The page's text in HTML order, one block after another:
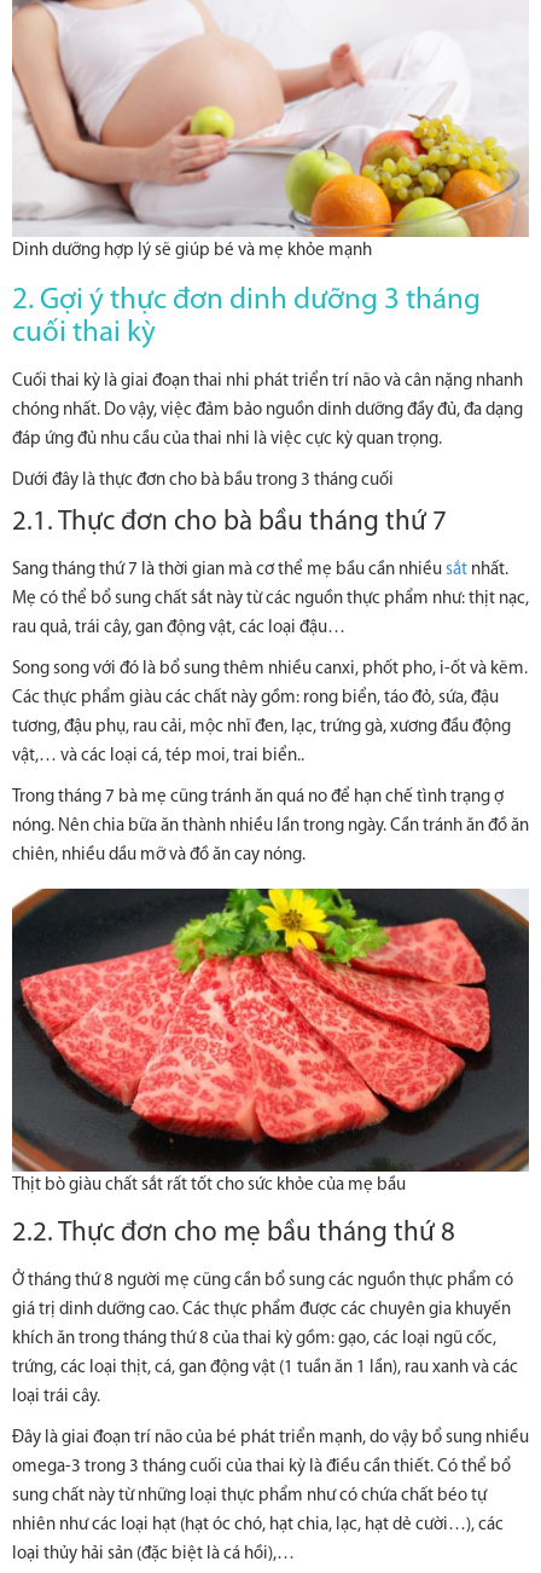
Dinh dưỡng hợp lý sẽ giúp bé và mẹ khỏe mạnh
2. Gợi ý thực đơn dinh dưỡng 3 tháng
cuối thai kỳ
Cuối thai kỳ là giai đoạn thai nhi phát triển trí não và cân nặng nhanh
chóng nhất. Do vậy, việc đảm bảo nguồn dinh dưỡng đầy đủ, đa dạng
đáp ứng đủ nhu cầu của thai nhi là việc cực kỳ quan trọng.
Dưới đây là thực đơn cho bà bầu trong 3 tháng cuối
2.1. Thực đơn cho bà bầu tháng thứ 7
Sang tháng thứ 7 là thời gian mà cơ thể mẹ bầu cần nhiều sắt nhất.
Mẹ có thể bổ sung chất sắt này từ các nguồn thực phẩm như: thịt nạc,
rau quả, trái cây, gan động vật, các loại đậu…
Song song với đó là bổ sung thêm nhiều canxi, phốt pho, i-ốt và kẽm.
Các thực phẩm giàu các chất này gồm: rong biển, táo đỏ, sứa, đậu
tương, đậu phụ, rau cải, mộc nhĩ đen, lạc, trứng gà, xương đầu động
vật,… và các loại cá, tép moi, trai biển..
Trong tháng 7 bà mẹ cũng tránh ăn quá no để hạn chế tình trạng ợ
nóng. Nên chia bữa ăn thành nhiều lần trong ngày. Cần tránh ăn đồ ăn
chiên, nhiều dầu mỡ và đồ ăn cay nóng.
Thịt bò giàu chất sắt rất tốt cho sức khỏe của mẹ bầu
2.2. Thực đơn cho mẹ bầu tháng thứ 8
Ở tháng thứ 8 người mẹ cũng cần bổ sung các nguồn thực phẩm có
giá trị dinh dưỡng cao. Các thực phẩm được các chuyên gia khuyến
khích ăn trong tháng thứ 8 của thai kỳ gồm: gạo, các loại ngũ cốc,
trứng, các loại thịt, cá, gan động vật (1 tuần ăn 1 lần), rau xanh và các
loại trái cây.
Đây là giai đoạn trí não của bé phát triển mạnh, do vậy bổ sung nhiều
omega-3 trong 3 tháng cuối của thai kỳ là điều cần thiết. Có thể bổ
sung chất này từ những loại thực phẩm như có chứa chất béo tự
nhiên như các loại hạt (hạt óc chó, hạt chia, lạc, hạt dẻ cười…), các
loại thủy hải sản (đặc biệt là cá hồi),…